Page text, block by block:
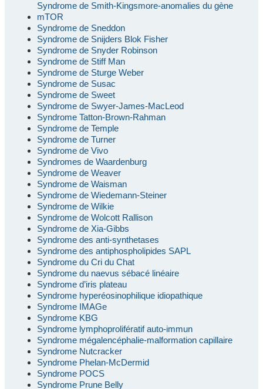
Syndrome de Smith-Kingsmore-anomalies du gène
mTOR
Syndrome de Sneddon
Syndrome de Snijders Blok Fisher
Syndrome de Snyder Robinson
Syndrome de Stiff Man
Syndrome de Sturge Weber
Syndrome de Susac
Syndrome de Sweet
Syndrome de Swyer-James-MacLeod
Syndrome Tatton-Brown-Rahman
Syndrome de Temple
Syndrome de Turner
Syndrome de Vivo
Syndromes de Waardenburg
Syndrome de Weaver
Syndrome de Waisman
Syndrome de Wiedemann-Steiner
Syndrome de Wilkie
Syndrome de Wolcott Rallison
Syndrome de Xia-Gibbs
Syndrome des anti-synthetases
Syndrome des antiphospholipides SAPL
Syndrome du Cri du Chat
Syndrome du naevus sébacé linéaire
Syndrome d’iris plateau
Syndrome hyperéosinophilique idiopathique
Syndrome IMAGe
Syndrome KBG
Syndrome lymphoprolifératif auto-immun
Syndrome mégalencéphalie-malformation capillaire
Syndrome Nutcracker
Syndrome Phelan-McDermid
Syndrome POCS
Syndrome Prune Belly